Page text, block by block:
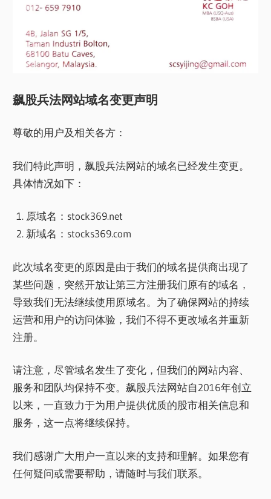
飙股兵法网站域名变更声明
尊敬的用户及相关各方：
我们特此声明，飙股兵法网站的域名已经发生变更。
具体情况如下：
原域名：stock369.net
新域名：stocks369.com
此次域名变更的原因是由于我们的域名提供商出现了
某些问题，突然开放让第三方注册我们原有的域名，
导致我们无法继续使用原域名。为了确保网站的持续
运营和用户的访问体验，我们不得不更改域名并重新
注册。
请注意，尽管域名发生了变化，但我们的网站内容、
服务和团队均保持不变。飙股兵法网站自2016年创立
以来，一直致力于为用户提供优质的股市相关信息和
服务，这一点将继续保持。
我们感谢广大用户一直以来的支持和理解。如果您有
任何疑问或需要帮助，请随时与我们联系。